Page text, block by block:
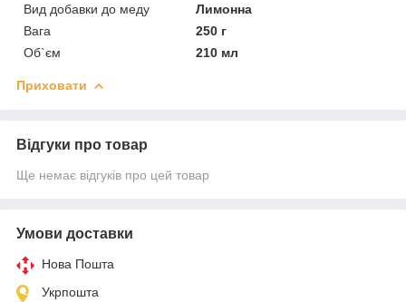
Вид добавки до меду
Лимонна
Вага
250 г
Об`єм
210 мл
Приховати
Відгуки про товар
Ще немає відгуків про цей товар
Умови доставки
Нова Пошта
Укрпошта